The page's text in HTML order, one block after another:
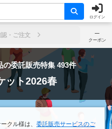
ログイン
─
クーポン
認・ご注文
の委託販売特集 493件
ット2026春
クル様は、 委託販売サービスのご